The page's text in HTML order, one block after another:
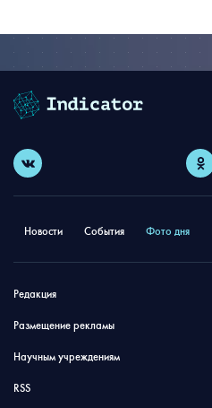
Новости События Фото дня
Редакция
Размещение рекламы
Научным учреждениям
RSS